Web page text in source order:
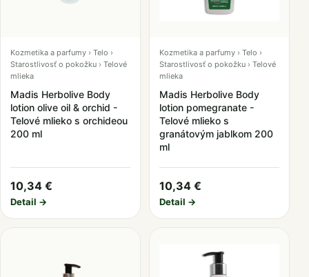
Kozmetika a parfumy › Telo ›
Starostlivosť o pokožku › Telové
mlieka
Madis Herbolive Body
lotion olive oil & orchid -
Telové mlieko s orchideou
200 ml
10,34 €
Detail →
Kozmetika a parfumy › Telo ›
Starostlivosť o pokožku › Telové
mlieka
Madis Herbolive Body
lotion pomegranate -
Telové mlieko s
granátovým jablkom 200
ml
10,34 €
Detail →